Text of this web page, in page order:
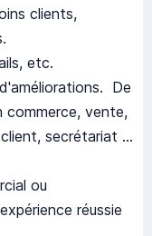
clients,
etc.
De
commerce, vente,
secrétariat ...
ou
réussie